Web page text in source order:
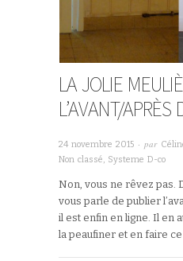
LA JOLIE
L’AVANT/
24 novembre 2015 · par
Non classé, Systeme D-co
Non, vous ne rêvez pas.
vous parle de publier
il est enfin en ligne. Il en
la peaufiner et en faire